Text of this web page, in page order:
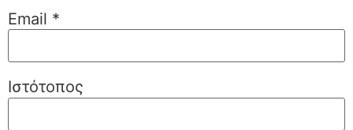
Email *
Ιστότοπος